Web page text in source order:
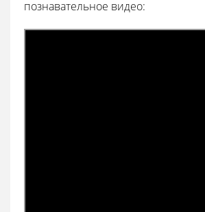
познавательное видео: